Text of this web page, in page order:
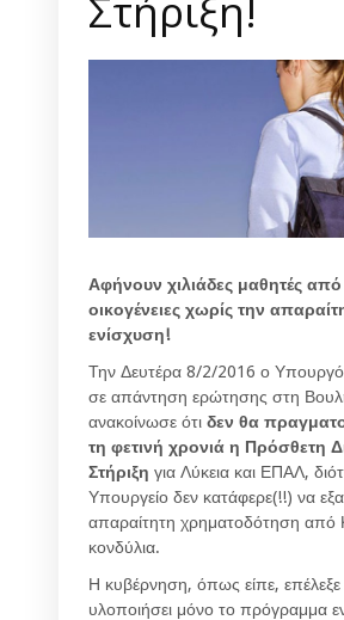
Αφήνουν χιλιάδες μαθητές
οικογένειες χωρίς την
ενίσχυση!
Την Δευτέρα 8/2/2016 ο
σε απάντηση ερώτησης στη
ανακοίνωσε ότι δεν θα
τη φετινή χρονιά η Πρόσθετη
Στήριξη για Λύκεια και ΕΠΑΛ,
Υπουργείο δεν κατάφερε(!!) να
απαραίτητη χρηματοδότηση από
κονδύλια.
Η κυβέρνηση, όπως είπε, επέλεξε
υλοποιήσει μόνο το πρόγραμμα